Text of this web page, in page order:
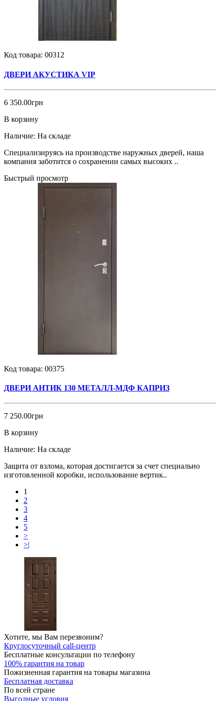
Код товара: 00312
ДВЕРИ АКУСТИКА VIP
6 350.00грн
В корзину
Наличие: На складе
Специализируясь на производстве наружных дверей, наша
компания заботится о сохранении самых высоких ..
Быстрый просмотр
Код товара: 00375
ДВЕРИ АНТИК 130 МЕТАЛЛ-МДФ КАПРИЗ
7 250.00грн
В корзину
Наличие: На складе
Защита от взлома, которая достигается за счет специально
изготовленной коробки, использование вертик..
1
2
3
4
5
>
>|
Хотите, мы Вам перезвоним?
Круглосуточный call-центр
Бесплатные консультации по телефону
100% гарантия на товар
Пожизненная гарантия на товары магазина
Бесплатная доставка
По всей стране
Выгодные условия